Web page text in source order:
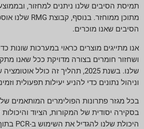
הסיבים שאנו מוכרים.
אנו מתייגים מוצרים כראוי במערכות שונות
ושחזור חומרים בצורה מדויקת ככל שאנו
שלנו. בשנת 2025, תהליך זה כולל
וניהול נתונים כדי להניע יעילות תפעולית
בכל מגזר פתרונות הפולימרים המותאמים
בסקירה יסודית של המקורות, הציוד
היכולת שלנו להגדיל את השימוש ב-PCR בתוך המוצרים שלנו.